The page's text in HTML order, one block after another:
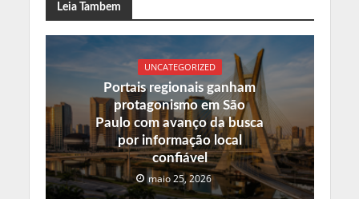
Leia Tambem
UNCATEGORIZED
Portais regionais ganham
protagonismo em São
Paulo com avanço da busca
por informação local
confiável
maio 25, 2026